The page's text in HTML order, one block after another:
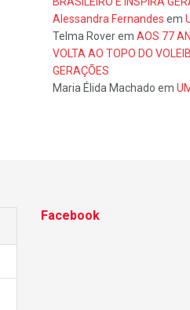
Alessandra Fernandes em
Telma Roverem AOS 77
VOLTA AO TOPO DO
GERAÇÕES
Maria Élida Machado em
Facebook